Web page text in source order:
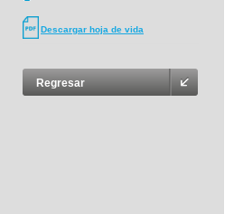
Descargar hoja de vida
Regresar